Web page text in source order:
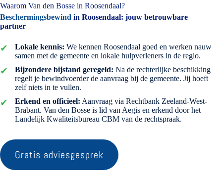
Waarom Van den Bosse in Roosendaal?
Beschermingsbewind in Roosendaal: jouw betrouwbare
partner
Lokale kennis: We kennen Roosendaal goed en werken nauw
samen met de gemeente en lokale hulpverleners in de regio.
Bijzondere bijstand geregeld: Na de rechterlijke beschikking
regelt je bewindvoerder de aanvraag bij de gemeente. Jij hoeft
zelf niets in te vullen.
Erkend en officieel: Aanvraag via Rechtbank Zeeland-West-
Brabant. Van den Bosse is lid van Aegis en erkend door het
Landelijk Kwaliteitsbureau CBM van de rechtspraak.
Gratis adviesgesprek